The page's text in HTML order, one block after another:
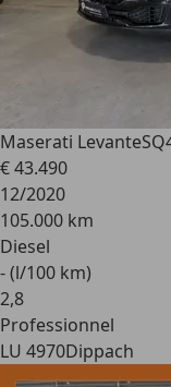
Maserati Levante
€ 43.490
12/2020
105.000 km
Diesel
- (l/100 km)
2,8
Professionnel
LU 4970Dippach